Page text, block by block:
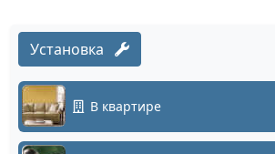
Установка
В квартире